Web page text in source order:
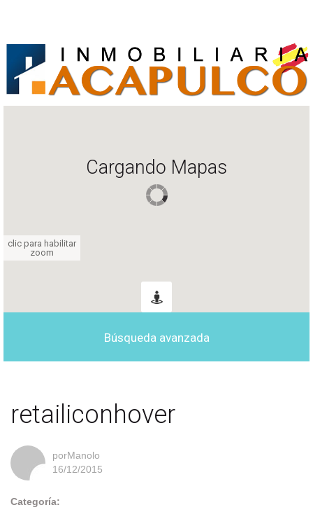
clic para habilitar
zoom
Cargando Mapas
Búsqueda avanzada
retailiconhover
porManolo
16/12/2015
Categoría: